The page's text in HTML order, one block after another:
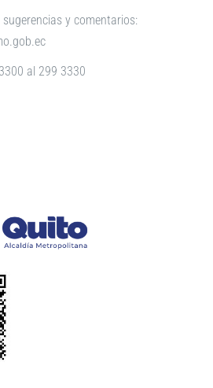
y comentarios:
al 299 3330